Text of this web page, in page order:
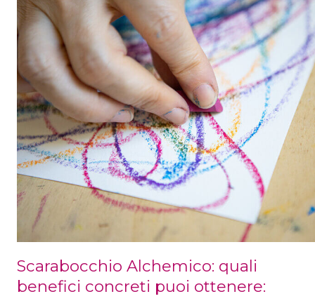
Scarabocchio Alchemico: quali
benefici concreti puoi ottenere: